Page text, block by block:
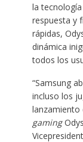
la
respuesta y
rápidas,
dinámica
todos los
“Samsung
incluso los
lanzamiento
gaming